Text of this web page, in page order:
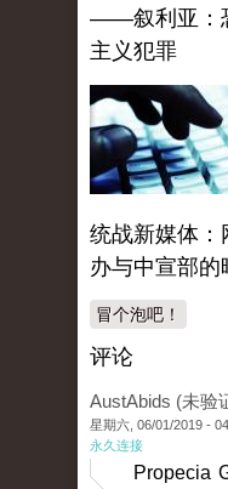
——叙利亚：
主义犯罪
统战新媒体：
办与中宣部的
冒个泡吧！
评论
AustAbids (未验
星期六, 06/01/2019 -
永久连接
Propecia